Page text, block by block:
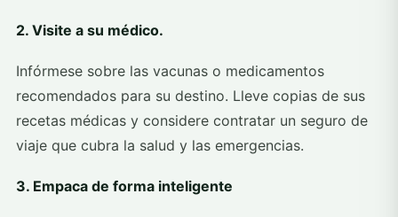
2. Visite a su médico.
Infórmese sobre las vacunas o medicamentos
recomendados para su destino. Lleve copias de sus
recetas médicas y considere contratar un seguro de
viaje que cubra la salud y las emergencias.
3. Empaca de forma inteligente